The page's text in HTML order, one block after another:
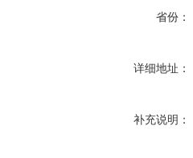
省份：
详细地址：
补充说明：